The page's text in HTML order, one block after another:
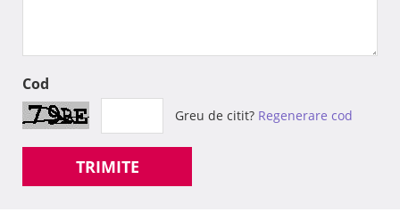
Cod
Greu de citit? Regenerare cod
TRIMITE